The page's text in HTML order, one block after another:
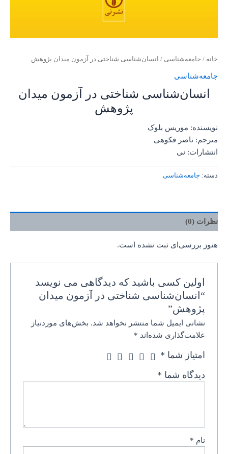
خانه / جامعه‌شناسی / انسان‌شناسی شناختی در آزمون میدان پژوهش
جامعه‌شناسی
انسان‌شناسی شناختی در آزمون میدان
پژوهش
نویسنده: موریس بلوک
مترجم: ناصر فکوهی
انتشارات: نی
دسته: جامعه‌شناسی
نظرات (0)
هنوز بررسی‌ای ثبت نشده است.
اولین کسی باشید که دیدگاهی می نویسد
“انسان‌شناسی شناختی در آزمون میدان
پژوهش”
نشانی ایمیل شما منتشر نخواهد شد. بخش‌های موردنیاز
علامت‌گذاری شده‌اند *
امتیاز شما *
دیدگاه شما *
نام *